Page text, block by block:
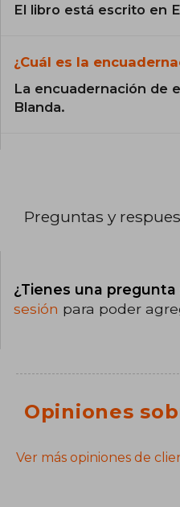
El libro está escrito en
¿Cuál es la
La encuadernación de
Blanda.
Preguntas y
¿Tienes una
sesión para poder
Opiniones
Ver más opiniones de